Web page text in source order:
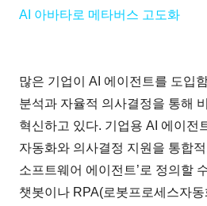
AI 아바타로 메타버스 고도화
많은 기업이 AI 에이전트를 도입
분석과 자율적 의사결정을 통해
혁신하고 있다. 기업용 AI 에이전
자동화와 의사결정 지원을 통합
소프트웨어 에이전트’로 정의할
챗봇이나 RPA(로봇프로세스자